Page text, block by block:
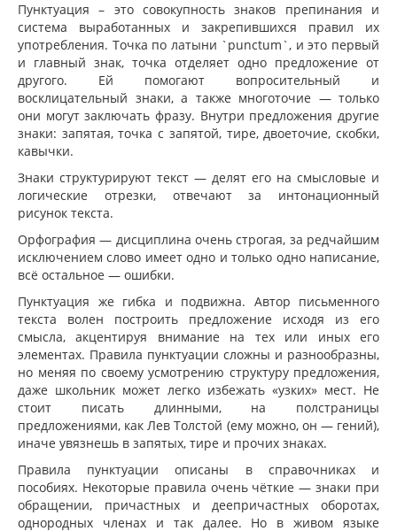
Пунктуация – это совокупность знаков препинания и
система выработанных и закрепившихся правил их
употребления. Точка по латыни `punctum`, и это первый
и главный знак, точка отделяет одно предложение от
другого. Ей помогают вопросительный и
восклицательный знаки, а также многоточие — только
они могут заключать фразу. Внутри предложения другие
знаки: запятая, точка с запятой, тире, двоеточие, скобки,
кавычки.
Знаки структурируют текст — делят его на смысловые и
логические отрезки, отвечают за интонационный
рисунок текста.
Орфография — дисциплина очень строгая, за редчайшим
исключением слово имеет одно и только одно написание,
всё остальное — ошибки.
Пунктуация же гибка и подвижна. Автор письменного
текста волен построить предложение исходя из его
смысла, акцентируя внимание на тех или иных его
элементах. Правила пунктуации сложны и разнообразны,
но меняя по своему усмотрению структуру предложения,
даже школьник может легко избежать «узких» мест. Не
стоит писать длинными, на полстраницы
предложениями, как Лев Толстой (ему можно, он — гений),
иначе увязнешь в запятых, тире и прочих знаках.
Правила пунктуации описаны в справочниках и
пособиях. Некоторые правила очень чёткие — знаки при
обращении, причастных и деепричастных оборотах,
однородных членах и так далее. Но в живом языке